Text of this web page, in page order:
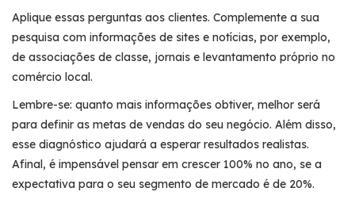
Aplique essas perguntas aos clientes. Complemente a sua
pesquisa com informações de sites e notícias, por exemplo,
de associações de classe, jornais e levantamento próprio no
comércio local.
Lembre-se: quanto mais informações obtiver, melhor será
para definir as metas de vendas do seu negócio. Além disso,
esse diagnóstico ajudará a esperar resultados realistas.
Afinal, é impensável pensar em crescer 100% no ano, se a
expectativa para o seu segmento de mercado é de 20%.